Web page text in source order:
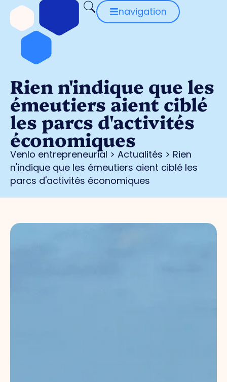
navigation
Rien n'indique que les
émeutiers aient ciblé
les parcs d'activités
économiques
Venlo entrepreneurial > Actualités > Rien
n'indique que les émeutiers aient ciblé les
parcs d'activités économiques